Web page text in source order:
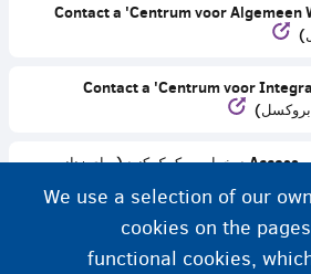
Contact a 'Centrum voor Algemeen
Contact a 'Centrum voor
از طریق وب‌سایت Access درخواست کمک کنید (برای زنانی
هستند)We use a selection of our
cookies on the
functional cookies,